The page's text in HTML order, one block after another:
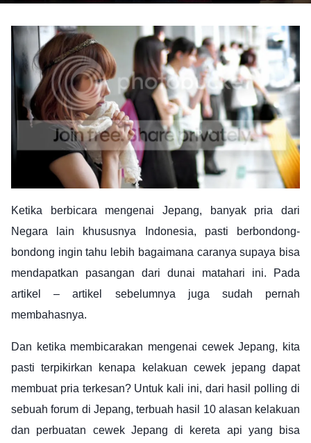
Ketika berbicara mengenai Jepang, banyak pria dari
Negara lain khususnya Indonesia, pasti berbondong-
bondong ingin tahu lebih bagaimana caranya supaya bisa
mendapatkan pasangan dari dunai matahari ini. Pada
artikel – artikel sebelumnya juga sudah pernah
membahasnya.
Dan ketika membicarakan mengenai cewek Jepang, kita
pasti terpikirkan kenapa kelakuan cewek jepang dapat
membuat pria terkesan? Untuk kali ini, dari hasil polling di
sebuah forum di Jepang, terbuah hasil 10 alasan kelakuan
dan perbuatan cewek Jepang di kereta api yang bisa